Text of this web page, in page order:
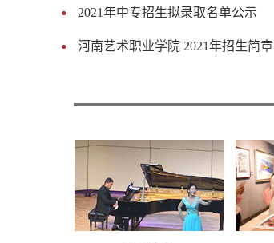
2021年中专招生拟录取名单公示
河南艺术职业学院 2021年招生简章